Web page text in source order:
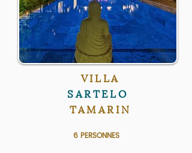
VILLA
SARTELO
TAMARIN
6 PERSONNES